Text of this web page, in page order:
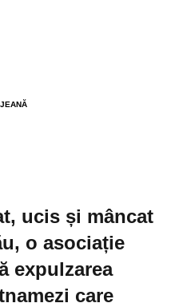
ucis și mâncat
o asociație
expulzarea
care